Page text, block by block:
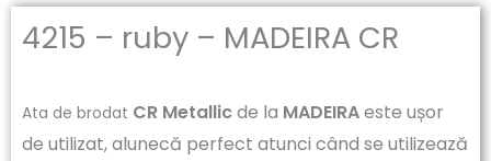
4215 – ruby – MADEIRA CR
Ata de brodat CR Metallicde la MADEIRAeste ușor
de utilizat, alunecă perfect atunci când se utilizează